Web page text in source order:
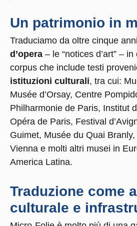
Un patrimonio in
Traduciamo da oltre cinque
d’opera – le “notices d’art” –
corpus che include testi
istituzioni culturali, tra cui:
Musée d’Orsay, Centre
Philharmonie de Paris, Institut
Opéra de Paris, Festival
Guimet, Musée du Quai
Vienna e molti altri musei in
America Latina.
Traduzione come
culturale e